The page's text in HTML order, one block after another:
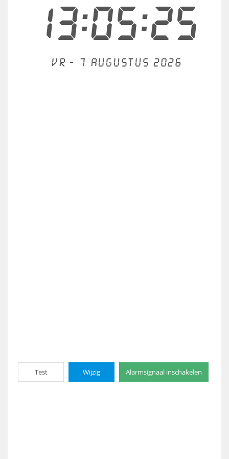
13:05:25
Vr - 7 augustus 2026
Test Wijzig Alarmsignaal inschakelen